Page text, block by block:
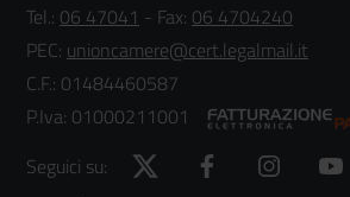
Tel.: 06 47041 - Fax: 06 4704240
PEC: unioncamere@cert.legalmail.it
C.F.: 01484460587
P.Iva: 01000211001
Seguici su:
Twitter Facebook Instagram